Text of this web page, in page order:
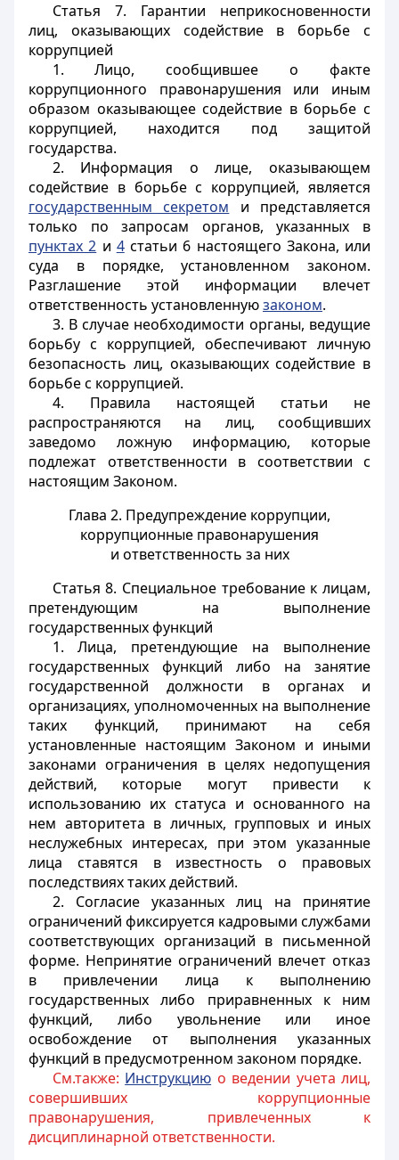
Статья 7. Гарантии неприкосновенности
лиц, оказывающих содействие в борьбе с
коррупцией
1. Лицо, сообщившее о факте
коррупционного правонарушения или иным
образом оказывающее содействие в борьбе с
коррупцией, находится под защитой
государства.
2. Информация о лице, оказывающем
содействие в борьбе с коррупцией, является
государственным секретом и представляется
только по запросам органов, указанных в
пунктах 2 и 4статьи 6 настоящего Закона, или
суда в порядке, установленном законом.
Разглашение этой информации влечет
ответственность установленнуюзаконом.
3. В случае необходимости органы, ведущие
борьбу с коррупцией, обеспечивают личную
безопасность лиц, оказывающих содействие в
борьбе с коррупцией.
4. Правила настоящей статьи не
распространяются на лиц, сообщивших
заведомо ложную информацию, которые
подлежат ответственности в соответствии с
настоящим Законом.
Глава 2. Предупреждение коррупции,
коррупционные правонарушения
и ответственность за них
Статья 8. Специальное требование к лицам,
претендующим на выполнение
государственных функций
1. Лица, претендующие на выполнение
государственных функций либо на занятие
государственной должности в органах и
организациях, уполномоченных на выполнение
таких функций, принимают на себя
установленные настоящим Законом и иными
законами ограничения в целях недопущения
действий, которые могут привести к
использованию их статуса и основанного на
нем авторитета в личных, групповых и иных
неслужебных интересах, при этом указанные
лица ставятся в известность о правовых
последствиях таких действий.
2. Согласие указанных лиц на принятие
ограничений фиксируется кадровыми службами
соответствующих организаций в письменной
форме. Непринятие ограничений влечет отказ
в привлечении лица к выполнению
государственных либо приравненных к ним
функций, либо увольнение или иное
освобождение от выполнения указанных
функций в предусмотренном законом порядке.
См.также: Инструкцию о ведении учета лиц,
совершивших коррупционные
правонарушения, привлеченных к
дисциплинарной ответственности.